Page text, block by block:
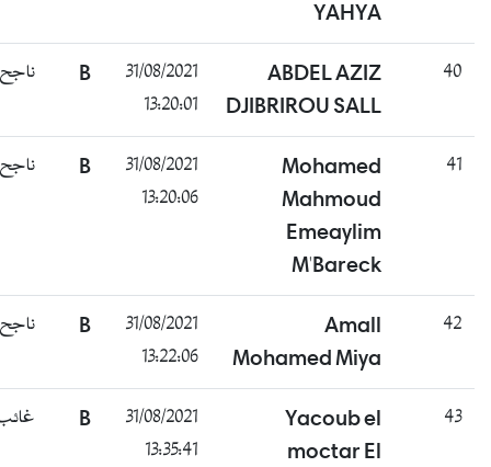
YAHYA
ABDEL AZIZ
DJIBRIROU SALL
31/08/2021
13:20:01
ناجح
Mohamed
Mahmoud
Emeaylim
M'Bareck
31/08/2021
13:20:06
ناجح
Amall
Mohamed Miya
31/08/2021
13:22:06
ناجح
Yacoub el
moctar El
31/08/2021
13:35:41
غائب